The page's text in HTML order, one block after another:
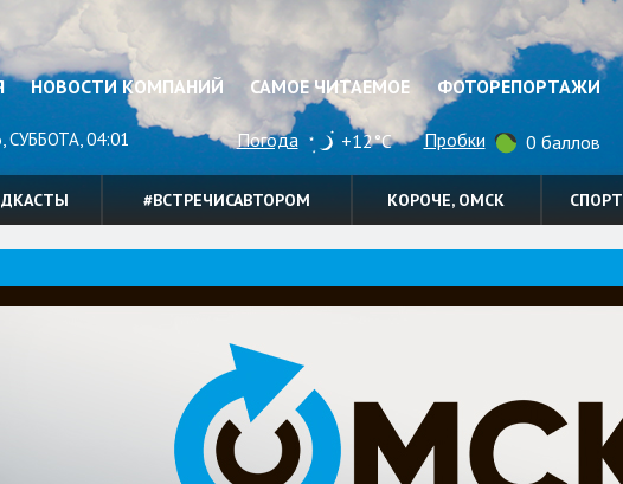
НОВОСТИ КОМПАНИЙ САМОЕ ЧИТАЕМОЕ ФОТОРЕПОРТАЖИ
СУББОТА, 04:01 Погода +12°C Пробки 0 баллов
#ВСТРЕЧИСАВТОРОМ КОРОЧЕ, ОМСК СПОРТ